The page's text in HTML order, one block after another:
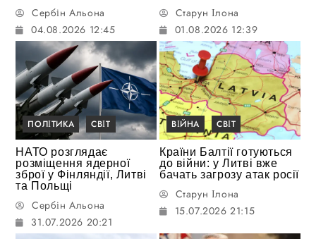
Сербін Альона
04.08.2026 12:45
Старун Ілона
01.08.2026 12:39
ПОЛІТИКА СВІТ
НАТО розглядає
розміщення ядерної
зброї у Фінляндії, Литві
та Польщі
Сербін Альона
31.07.2026 20:21
ВІЙНА СВІТ
Країни Балтії готуються
до війни: у Литві вже
бачать загрозу атак росії
Старун Ілона
15.07.2026 21:15